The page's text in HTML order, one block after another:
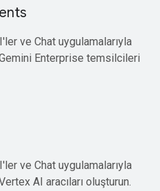
ve Chat uygulamalarıyla
Enterprise temsilcileri
ve Chat uygulamalarıyla
AI aracıları oluşturun.